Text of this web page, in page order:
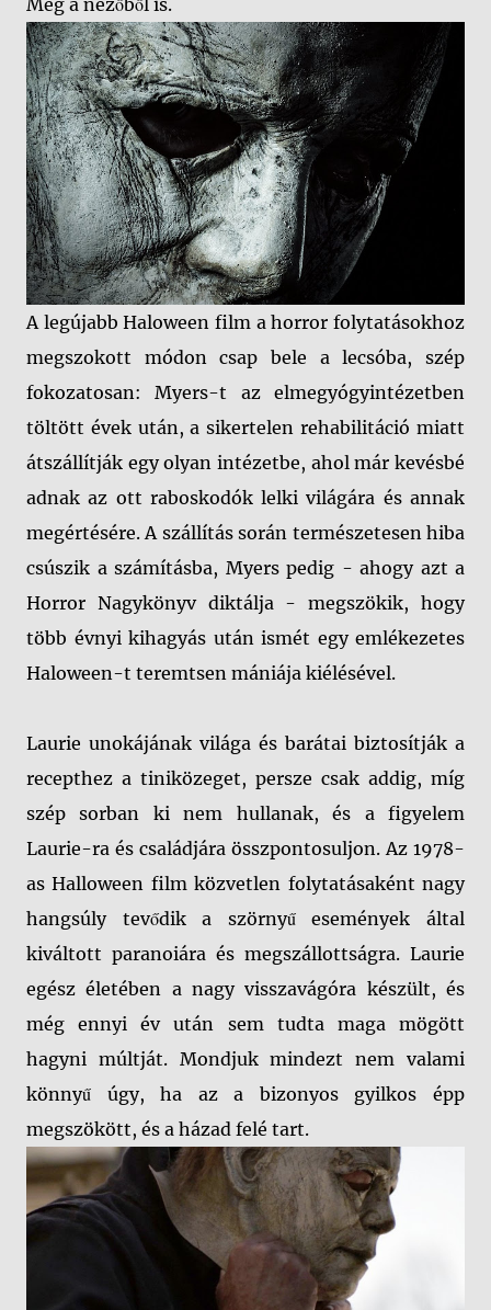
Még a nézőből is.
A legújabb Haloween film a horror folytatásokhoz
megszokott módon csap bele a lecsóba, szép
fokozatosan: Myers-t az elmegyógyintézetben
töltött évek után, a sikertelen rehabilitáció miatt
átszállítják egy olyan intézetbe, ahol már kevésbé
adnak az ott raboskodók lelki világára és annak
megértésére. A szállítás során természetesen hiba
csúszik a számításba, Myers pedig - ahogy azt a
Horror Nagykönyv diktálja - megszökik, hogy
több évnyi kihagyás után ismét egy emlékezetes
Haloween-t teremtsen mániája kiélésével.
Laurie unokájának világa és barátai biztosítják a
recepthez a tiniközeget, persze csak addig, míg
szép sorban ki nem hullanak, és a figyelem
Laurie-ra és családjára összpontosuljon. Az 1978-
as Halloween film közvetlen folytatásaként nagy
hangsúly tevődik a szörnyű események által
kiváltott paranoiára és megszállottságra. Laurie
egész életében a nagy visszavágóra készült, és
még ennyi év után sem tudta maga mögött
hagyni múltját. Mondjuk mindezt nem valami
könnyű úgy, ha az a bizonyos gyilkos épp
megszökött, és a házad felé tart.